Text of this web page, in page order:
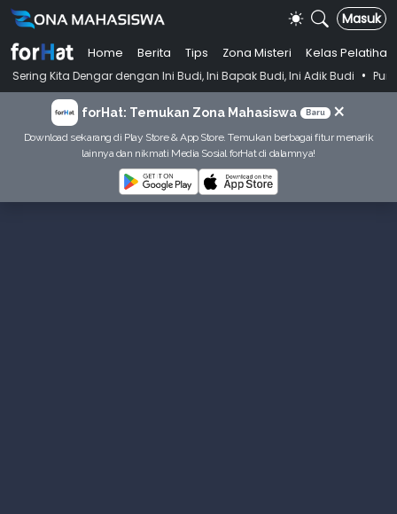
Masuk
Home Berita Tips Zona Misteri
Kelas Pelatihan
dengan Ini Budi, Ini Bapak Budi, Ini Adik Budi • Punya Tujuan
forHat: Temukan Zona Mahasiswa Baru ×
Download sekarang di Play Store & App Store. Temukan berbagai fitur menarik
lainnya dan nikmati Media Sosial forHat di dalamnya!